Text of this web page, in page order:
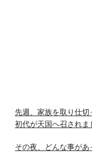
先週、家族を取り仕
初代が天国へ召されま
その夜、どんな事が